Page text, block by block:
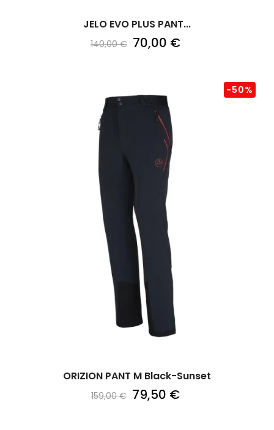
JELO EVO PLUS PANT...
140,00 € 70,00 €
ORIZION PANT M Black-Sunset
159,00 €
-50%
79,50 €